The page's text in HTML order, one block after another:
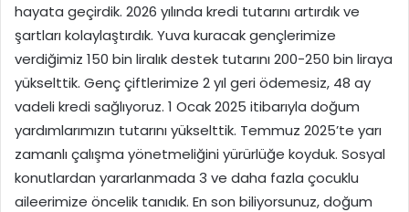
hayata geçirdik. 2026 yılında kredi tutarını artırdık ve
şartları kolaylaştırdık. Yuva kuracak gençlerimize
verdiğimiz 150 bin liralık destek tutarını 200-250 bin liraya
yükselttik. Genç çiftlerimize 2 yıl geri ödemesiz, 48 ay
vadeli kredi sağlıyoruz. 1 Ocak 2025 itibarıyla doğum
yardımlarımızın tutarını yükselttik. Temmuz 2025’te yarı
zamanlı çalışma yönetmeliğini yürürlüğe koyduk. Sosyal
konutlardan yararlanmada 3 ve daha fazla çocuklu
aileerimize öncelik tanıdık. En son biliyorsunuz, doğum